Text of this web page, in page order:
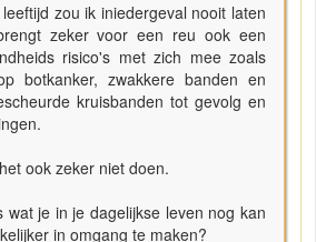
zou ik iniedergeval nooit laten
zeker voor een reu ook een
risico's met zich mee zoals
botkanker, zwakkere banden en
kruisbanden tot gevolg en
ook zeker niet doen.
wat je in je dagelijkse leven nog kan
in omgang te maken?